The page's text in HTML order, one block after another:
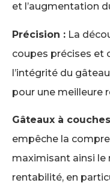
et l’augmentation
Précision : La
coupes précises et
l’intégrité du
pour une meilleure
Gâteaux à
empêche la
maximisant ainsi le
rentabilité, en